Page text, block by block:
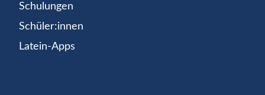
Schulungen
Schüler:innen
Latein-Apps